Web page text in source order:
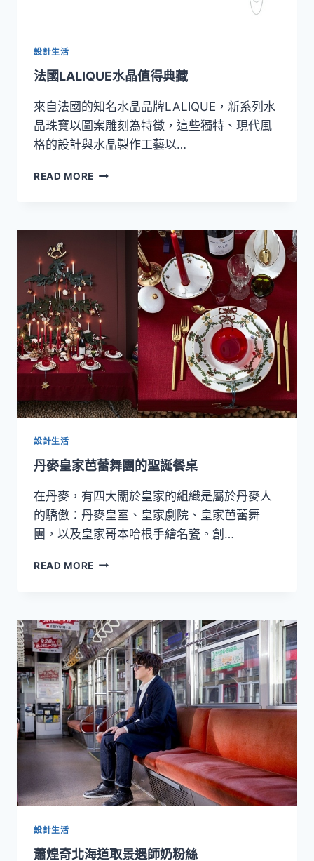
設計生活
法國LALIQUE水晶值得典藏
來自法國的知名水晶品牌LALIQUE，新系列水
晶珠寶以圖案雕刻為特徵，這些獨特、現代風
格的設計與水晶製作工藝以…
READ MORE
晶
典
藏
設計生活
丹麥皇家芭蕾舞團的聖誕餐桌
在丹麥，有四大關於皇家的組織是屬於丹麥人
的驕傲：丹麥皇室、皇家劇院、皇家芭蕾舞
團，以及皇家哥本哈根手繪名瓷。創…
READ MORE 丹
芭
蕾
舞
團
的
聖
誕
餐
桌
設計生活
蕭煌奇北海道取景遇師奶粉絲